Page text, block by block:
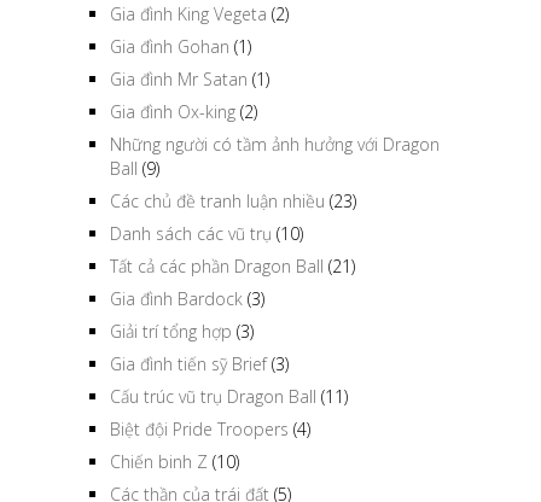
Gia đình King Vegeta (2)
Gia đình Gohan (1)
Gia đình Mr Satan (1)
Gia đình Ox-king (2)
Những người có tầm ảnh hưởng với Dragon
Ball (9)
Các chủ đề tranh luận nhiều (23)
Danh sách các vũ trụ (10)
Tất cả các phần Dragon Ball (21)
Gia đình Bardock (3)
Giải trí tổng hợp (3)
Gia đình tiến sỹ Brief(3)
Cấu trúc vũ trụ Dragon Ball (11)
Biệt đội Pride Troopers (4)
Chiến binh Z (10)
Các thần của trái đất (5)